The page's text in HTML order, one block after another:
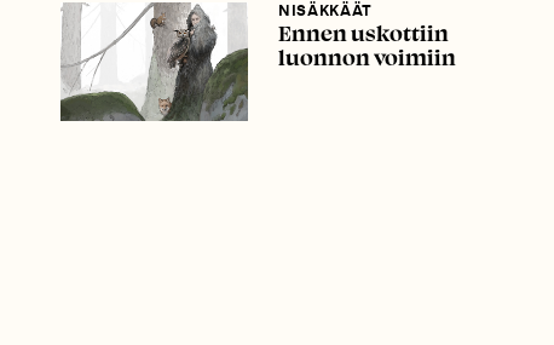
NISÄKKÄÄT
Ennen uskottiin
luonnon voimiin